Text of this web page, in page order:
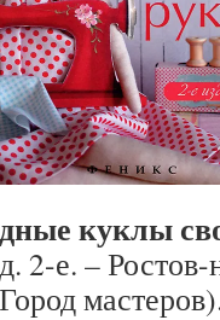
куклы
2-е. –